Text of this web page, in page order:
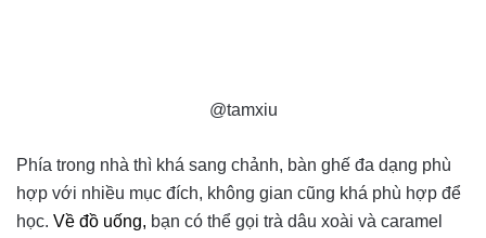
@tamxiu
Phía trong nhà thì khá sang chảnh, bàn ghế đa dạng phù
hợp với nhiều mục đích, không gian cũng khá phù hợp để
học. Về đồ uống, bạn có thể gọi trà dâu xoài và caramel